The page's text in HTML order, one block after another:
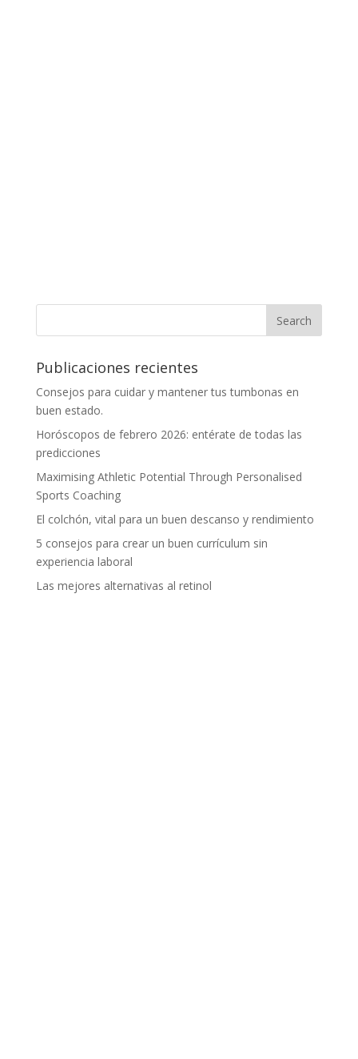
Publicaciones recientes
Consejos para cuidar y mantener tus tumbonas en
buen estado.
Horóscopos de febrero 2026: entérate de todas las
predicciones
Maximising Athletic Potential Through Personalised
Sports Coaching
El colchón, vital para un buen descanso y rendimiento
5 consejos para crear un buen currículum sin
experiencia laboral
Las mejores alternativas al retinol